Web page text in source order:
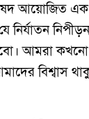
আয়োজিত
নির্যাতন
আমরা কখনো
বিশ্বাস